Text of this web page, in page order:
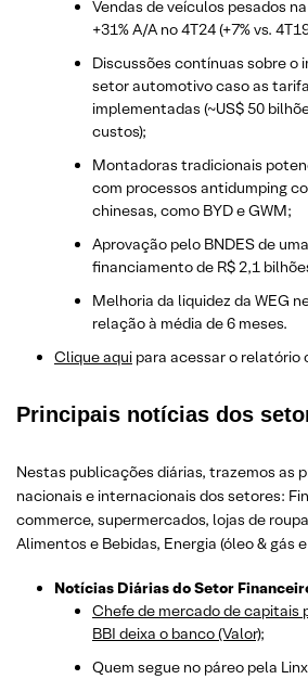
Vendas de veículos pesados
+31% A/A no 4T24 (+7% vs.
Discussões contínuas sobre o
setor automotivo caso as
implementadas (~US$ 50
custos);
Montadoras tradicionais
com processos antidumping
chinesas, como BYD e GWM;
Aprovação pelo BNDES de
financiamento de R$ 2,1
Melhoria da liquidez da WEG
relação à média de 6 meses.
Clique aqui para acessar o relatório
Principais notícias dos
Nestas publicações diárias, trazemos as
nacionais e internacionais dos setores:
commerce, supermercados, lojas de
Alimentos e Bebidas, Energia (óleo & gás
Notícias Diárias do Setor
Chefe de mercado de capitais
BBI deixa o banco (Valor);
Quem segue no páreo pela